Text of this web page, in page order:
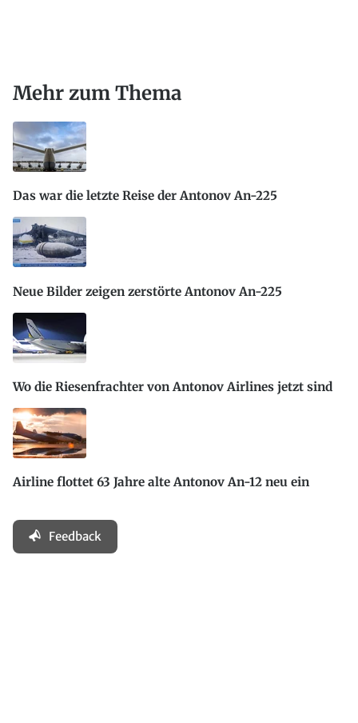
Mehr zum Thema
Das war die letzte Reise der Antonov An-225
Neue Bilder zeigen zerstörte Antonov An-225
Wo die Riesenfrachter von Antonov Airlines jetzt sind
Airline flottet 63 Jahre alte Antonov An-12 neu ein
Feedback